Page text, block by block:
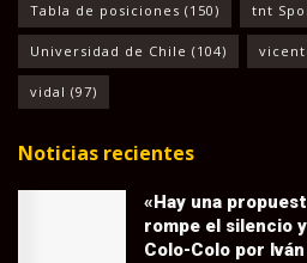
Tabla de posiciones (150) tnt
Universidad de Chile (104)
vidal (97)
Noticias recientes
«Hay una
rompe el silencio
Colo-Colo por Iván